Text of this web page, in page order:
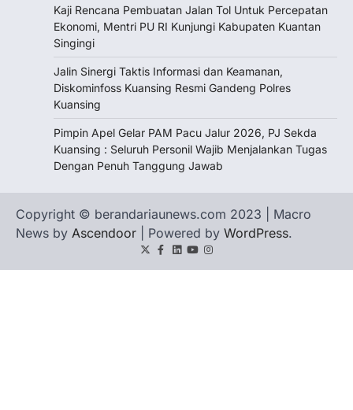
Kaji Rencana Pembuatan Jalan Tol Untuk Percepatan
Ekonomi, Mentri PU RI Kunjungi Kabupaten Kuantan
Singingi
Jalin Sinergi Taktis Informasi dan Keamanan,
Diskominfoss Kuansing Resmi Gandeng Polres
Kuansing
Pimpin Apel Gelar PAM Pacu Jalur 2026, PJ Sekda
Kuansing : Seluruh Personil Wajib Menjalankan Tugas
Dengan Penuh Tanggung Jawab
Copyright © berandariaunews.com 2023 | Macro
News by Ascendoor | Powered by WordPress.